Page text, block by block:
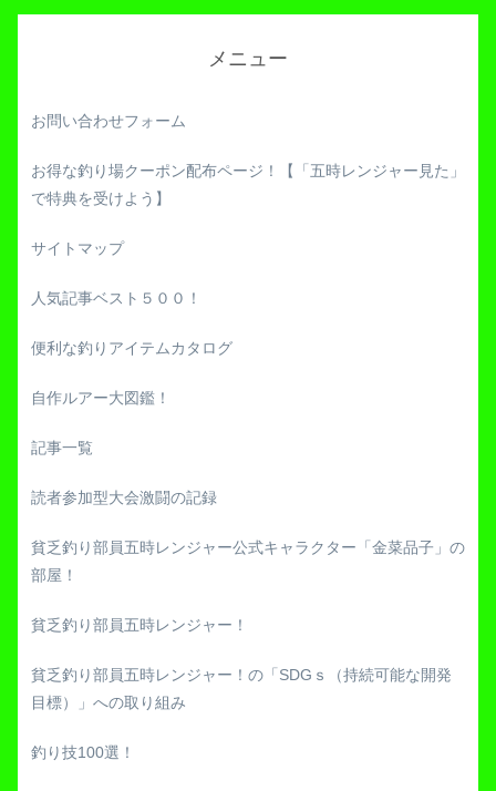
メニュー
お問い合わせフォーム
お得な釣り場クーポン配布ページ！【「五時レンジャー見た」
で特典を受けよう】
サイトマップ
人気記事ベスト５００！
便利な釣りアイテムカタログ
自作ルアー大図鑑！
記事一覧
読者参加型大会激闘の記録
貧乏釣り部員五時レンジャー公式キャラクター「金菜品子」の
部屋！
貧乏釣り部員五時レンジャー！
貧乏釣り部員五時レンジャー！の「SDGｓ（持続可能な開発
目標）」への取り組み
釣り技100選！